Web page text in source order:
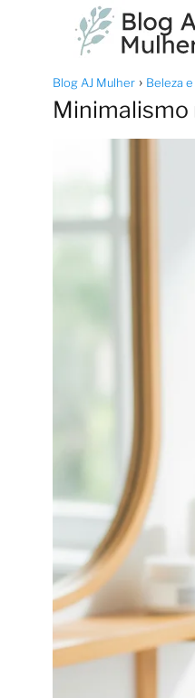
Blog AJ Mulher Beleza
Minimalismo